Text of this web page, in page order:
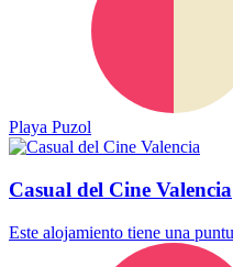
Playa Puzol
Casual del Cine Valencia
Este alojamiento tiene una